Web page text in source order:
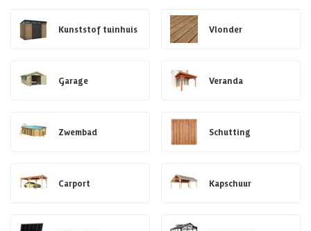
Kunststof tuinhuis Vlonder
Garage Veranda
Zwembad Schutting
Carport Kapschuur